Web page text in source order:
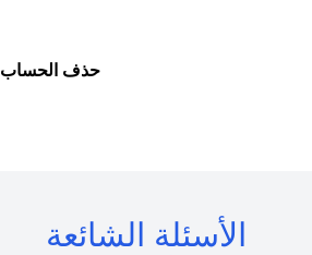
حذف الحساب
الأسئلة الشائعة